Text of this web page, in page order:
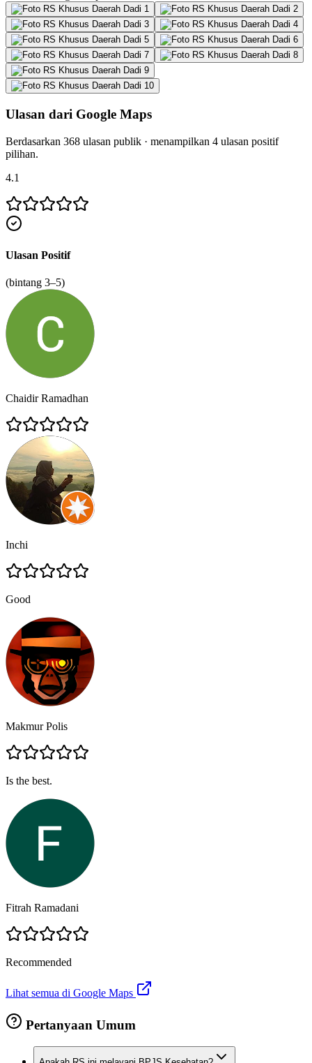
Ulasan dari Google Maps
Berdasarkan 368 ulasan publik · menampilkan 4 ulasan positif
pilihan.
4.1
Ulasan Positif
(bintang 3–5)
Chaidir Ramadhan
Inchi
Good
Makmur Polis
Is the best.
Fitrah Ramadani
Recommended
Lihat semua di Google Maps
Pertanyaan Umum